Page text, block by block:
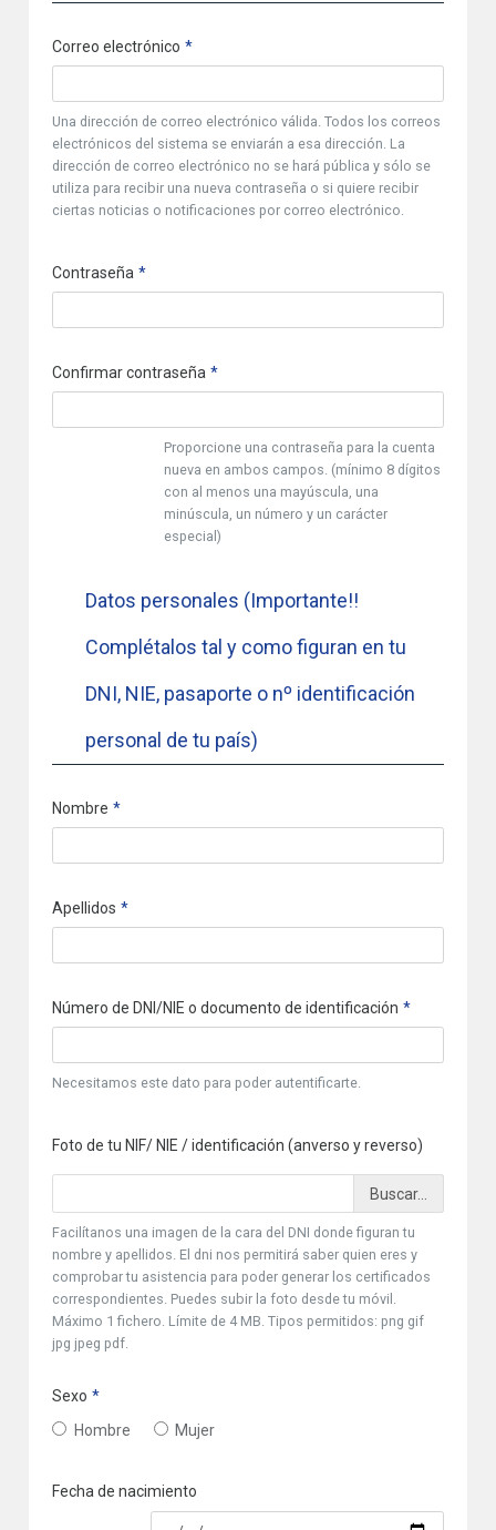
Correo electrónico
Una dirección de correo electrónico válida. Todos los correos
electrónicos del sistema se enviarán a esa dirección. La
dirección de correo electrónico no se hará pública y sólo se
utiliza para recibir una nueva contraseña o si quiere recibir
ciertas noticias o notificaciones por correo electrónico.
Contraseña
Confirmar contraseña
Proporcione una contraseña para la cuenta
nueva en ambos campos. (mínimo 8 dígitos
con al menos una mayúscula, una
minúscula, un número y un carácter
especial)
Datos personales (Importante!!
Complétalos tal y como figuran en tu
DNI, NIE, pasaporte o nº identificación
personal de tu país)
Nombre
Apellidos
Número de DNI/NIE o documento de identificación
Necesitamos este dato para poder autentificarte.
Foto de tu NIF/ NIE / identificación (anverso y reverso)
Facilítanos una imagen de la cara del DNI donde figuran tu
nombre y apellidos. El dni nos permitirá saber quien eres y
comprobar tu asistencia para poder generar los certificados
correspondientes. Puedes subir la foto desde tu móvil.
Máximo 1 fichero. Límite de 4 MB. Tipos permitidos: png gif
jpg jpeg pdf.
Sexo
Hombre
Mujer
Fecha de nacimiento